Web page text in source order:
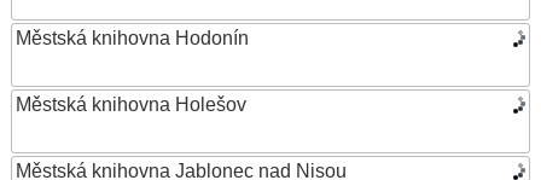
Městská knihovna Hodonín
Městská knihovna Holešov
Městská knihovna Jablonec nad Nisou